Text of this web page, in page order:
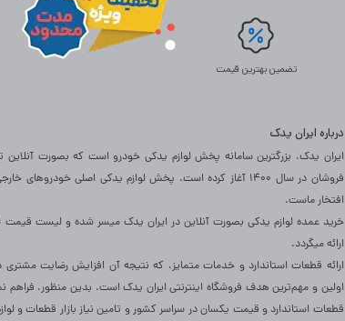
تضمین بهترین قیمت
درباره ایران یدک
فروشان در سال 1400 آغاز کرده است. پخش لوازم یدکی اصلی
افتخار ماست.
خرید عمده لوازم یدکی بصورت آنلاین در ایران یدک میسر شده و لیست قیمت
ارائه میگردد.
ارائه قطعات استاندارد و خدمات متمایز، که نتیجه آن افزایش رضایت مشتری
اولین و مهم‌ترین هدف فروشگاه اینترنتی ایران یدک است. بدین منظور،
قطعات استاندارد و قیمت یکسان در سراسر کشور و تامین نیاز بازار قطعات و